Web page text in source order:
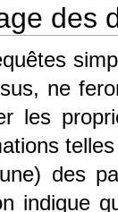
des
ne
les
des
indique